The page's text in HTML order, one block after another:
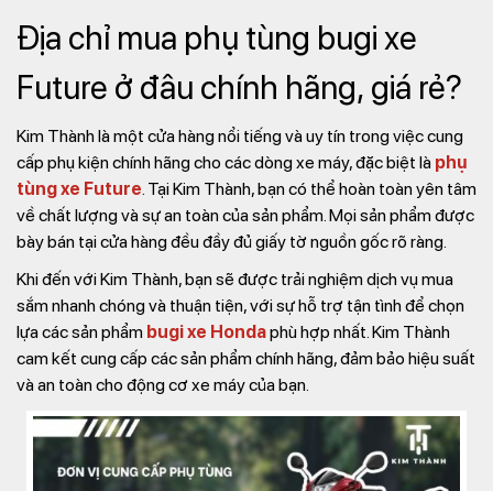
Địa chỉ mua phụ tùng bugi xe
Future ở đâu chính hãng, giá rẻ?
Kim Thành là một cửa hàng nổi tiếng và uy tín trong việc cung
cấp phụ kiện chính hãng cho các dòng xe máy, đặc biệt là phụ
tùng xe Future. Tại Kim Thành, bạn có thể hoàn toàn yên tâm
về chất lượng và sự an toàn của sản phẩm. Mọi sản phẩm được
bày bán tại cửa hàng đều đầy đủ giấy tờ nguồn gốc rõ ràng.
Khi đến với Kim Thành, bạn sẽ được trải nghiệm dịch vụ mua
sắm nhanh chóng và thuận tiện, với sự hỗ trợ tận tình để chọn
lựa các sản phẩm bugi xe Hondaphù hợp nhất. Kim Thành
cam kết cung cấp các sản phẩm chính hãng, đảm bảo hiệu suất
và an toàn cho động cơ xe máy của bạn.